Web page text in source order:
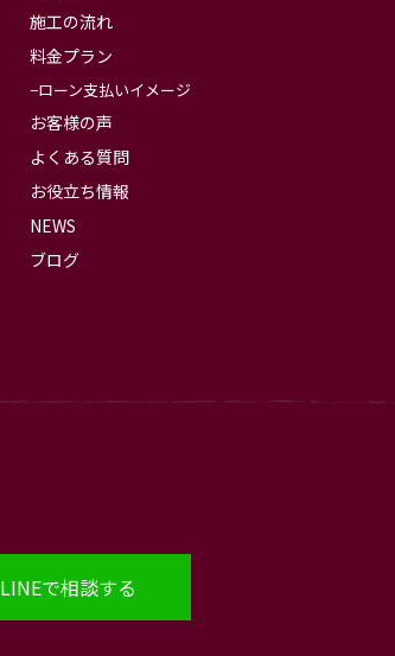
施工の流れ
料金プラン
ローン支払いイメージ
お客様の声
よくある質問
お役立ち情報
NEWS
ブログ
LINEで相談する